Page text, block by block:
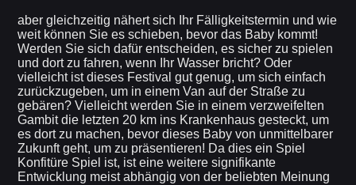
aber gleichzeitig nähert sich Ihr Fälligkeitstermin und wie
weit können Sie es schieben, bevor das Baby kommt!
Werden Sie sich dafür entscheiden, es sicher zu spielen
und dort zu fahren, wenn Ihr Wasser bricht? Oder
vielleicht ist dieses Festival gut genug, um sich einfach
zurückzugeben, um in einem Van auf der Straße zu
gebären? Vielleicht werden Sie in einem verzweifelten
Gambit die letzten 20 km ins Krankenhaus gesteckt, um
es dort zu machen, bevor dieses Baby von unmittelbarer
Zukunft geht, um zu präsentieren! Da dies ein Spiel
Konfitüre Spiel ist, ist eine weitere signifikante
Entwicklung meist abhängig von der beliebten Meinung